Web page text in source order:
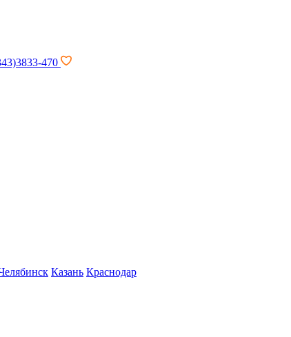
470
Казань Краснодар